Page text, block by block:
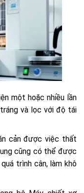
một hoặc nhiều lần
và lọc với độ tái
cản được việc thất
cũng có thể được
trình cân, làm khô